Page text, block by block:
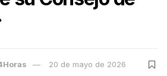
20 de mayo de 2026